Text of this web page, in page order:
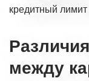
кредитный лимит
между